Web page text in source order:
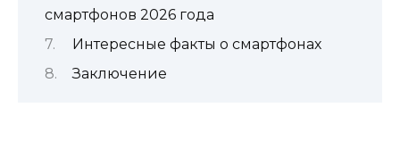
смартфонов 2026 года
Интересные факты о смартфонах
Заключение